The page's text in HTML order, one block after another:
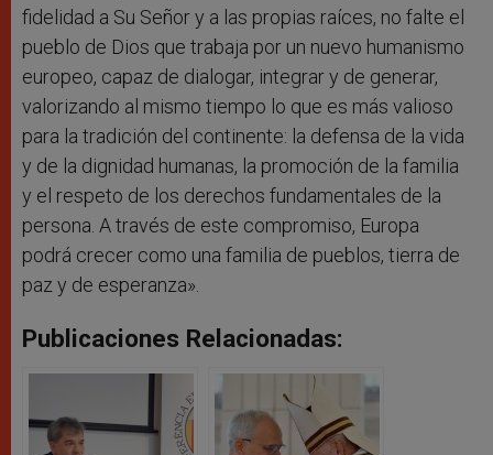
fidelidad a Su Señor y a las propias raíces, no falte el
pueblo de Dios que trabaja por un nuevo humanismo
europeo, capaz de dialogar, integrar y de generar,
valorizando al mismo tiempo lo que es más valioso
para la tradición del continente: la defensa de la vida
y de la dignidad humanas, la promoción de la familia
y el respeto de los derechos fundamentales de la
persona. A través de este compromiso, Europa
podrá crecer como una familia de pueblos, tierra de
paz y de esperanza».
Publicaciones Relacionadas: